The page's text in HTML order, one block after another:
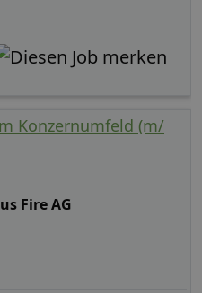
Konzernumfeld (m/
Fire AG